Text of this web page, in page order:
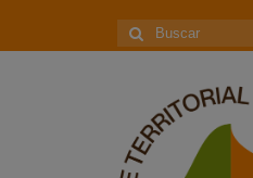
Buscar
por: